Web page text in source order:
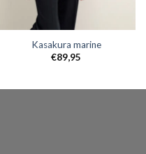
Kasakura marine
€89,95